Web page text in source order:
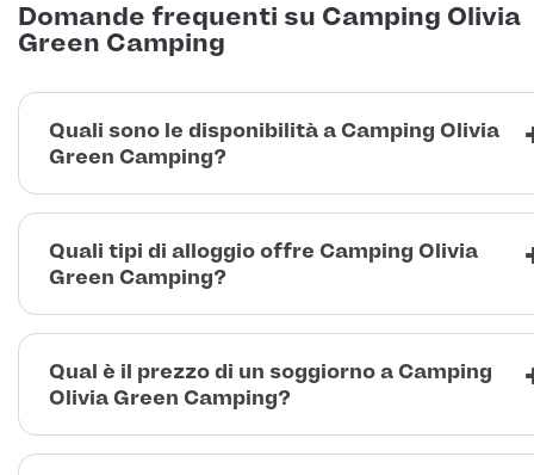
Domande frequenti su Camping Olivia
Green Camping
Quali sono le disponibilità a Camping Olivia
Green Camping?
Quali tipi di alloggio offre Camping Olivia
Green Camping?
Qual è il prezzo di un soggiorno a Camping
Olivia Green Camping?